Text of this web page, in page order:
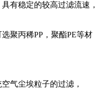
有稳定的较高过滤流速，
聚丙稀PP，聚酯PE等材
气尘埃粒子的过滤，